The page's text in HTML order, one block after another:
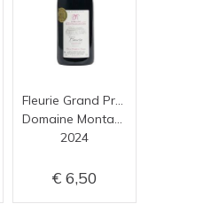
2024
6,50